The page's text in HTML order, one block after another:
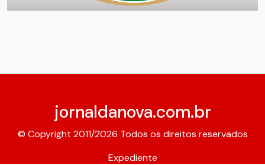
jornaldanova.com.br
© Copyright 2011/2026 Todos os direitos reservados
Expediente